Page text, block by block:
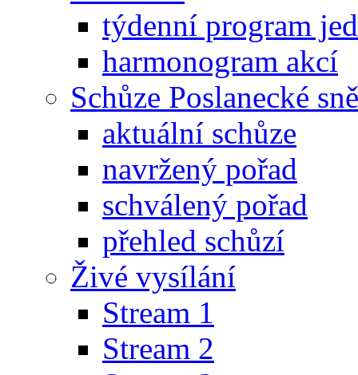
týdenní program
harmonogram akcí
Schůze Poslanecké
aktuální schůze
navržený pořad
schválený pořad
přehled schůzí
Živé vysílání
Stream 1
Stream 2